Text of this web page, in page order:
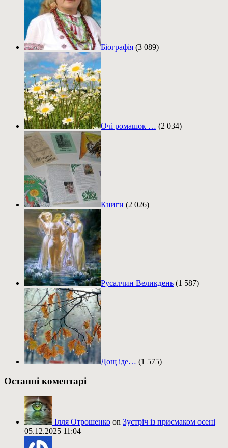
Біографія (3 089)
Очі ромашок … (2 034)
Книги (2 026)
Русалчин Великдень (1 587)
Дощ іде… (1 575)
Останні коментарі
Ілля Отрошенко on Зустріч із присмаком осені
05.12.2025 11:04